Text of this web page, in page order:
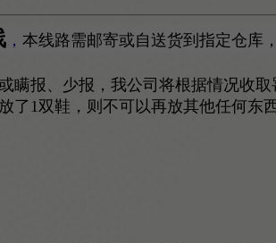
， 本线路需邮寄或自送货到指定仓库
瞒报、少报，我公司将根据情况收
了1双鞋，则不可以再放其他任何